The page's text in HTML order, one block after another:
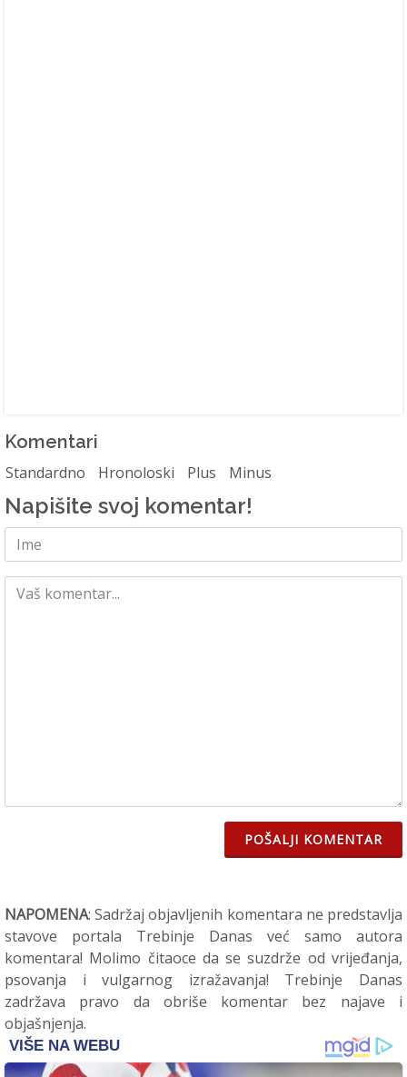
Komentari
Standardno Hronoloski Plus Minus
Napišite svoj komentar!
POŠALJI KOMENTAR
NAPOMENA: Sadržaj objavljenih komentara ne predstavlja
stavove portala Trebinje Danas već samo autora
komentara! Molimo čitaoce da se suzdrže od vrijeđanja,
psovanja i vulgarnog izražavanja! Trebinje Danas
zadržava pravo da obriše komentar bez najave i
objašnjenja.